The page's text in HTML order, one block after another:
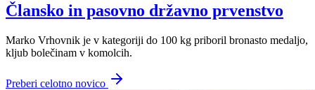
Člansko in pasovno državno prvenstvo
Marko Vrhovnik je v kategoriji do 100 kg priboril bronasto medaljo,
kljub bolečinam v komolcih.
Preberi celotno novico